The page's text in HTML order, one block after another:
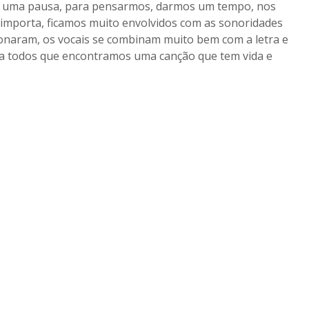
pausa, para pensarmos, darmos um tempo, nos
ficamos muito envolvidos com as sonoridades
os vocais se combinam muito bem com a letra e
que encontramos uma canção que tem vida e